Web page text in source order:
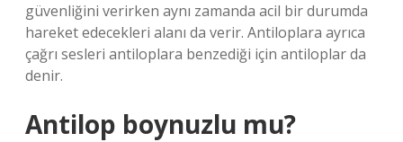
güvenliğini verirken aynı zamanda acil bir durumda
hareket edecekleri alanı da verir. Antiloplara ayrıca
çağrı sesleri antiloplara benzediği için antiloplar da
denir.
Antilop boynuzlu mu?